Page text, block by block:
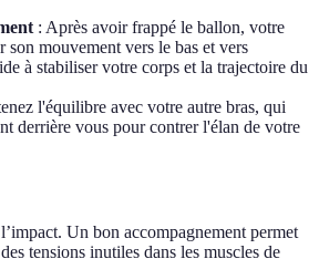
: Après avoir frappé le ballon, votre
son mouvement vers le bas et vers
à stabiliser votre corps et la trajectoire du
l'équilibre avec votre autre bras, qui
derrière vous pour contrer l'élan de votre
Un bon accompagnement permet
tensions inutiles dans les muscles de